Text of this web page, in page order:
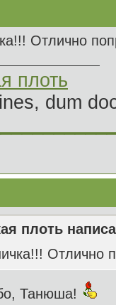
Отлично
плоть
dum
плоть
Отлично
Танюша!